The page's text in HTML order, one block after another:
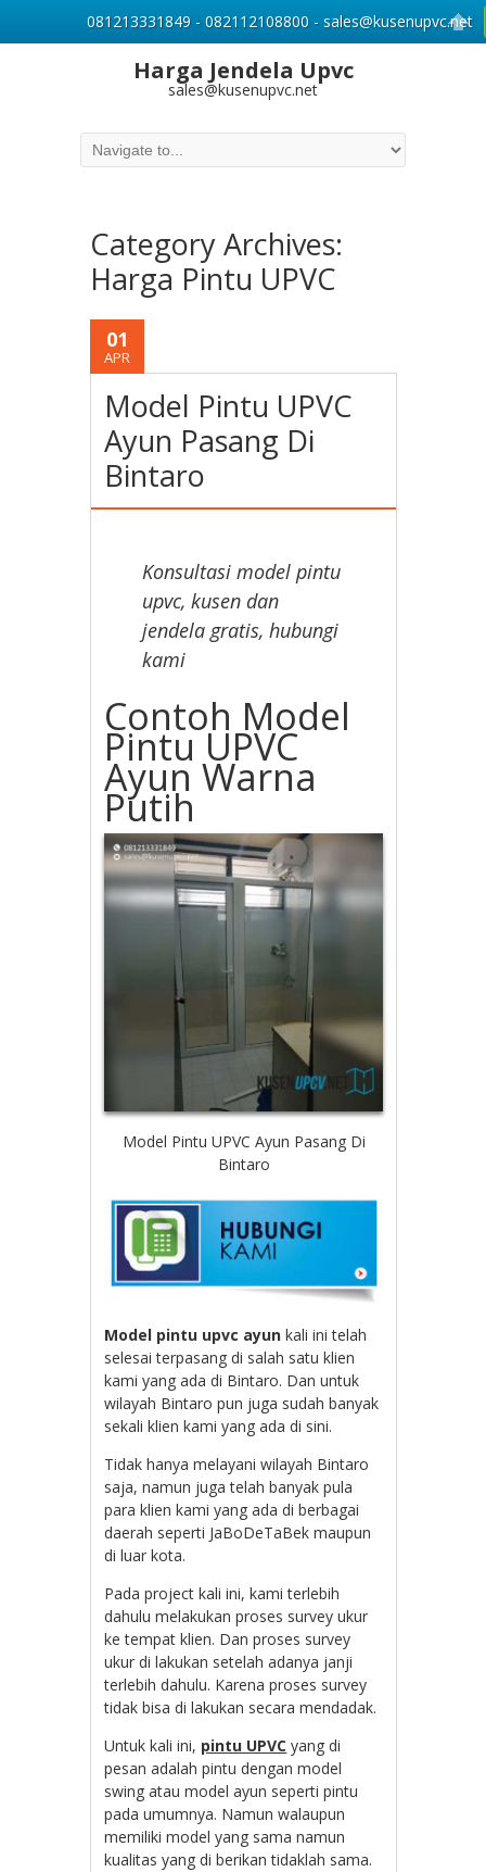
Harga Jendela Upvc
sales@kusenupvc.net
Category Archives:
Harga Pintu UPVC
01
APR
Model Pintu UPVC
Ayun Pasang Di
Bintaro
Konsultasi model pintu
upvc, kusen dan
jendela gratis, hubungi
kami
Contoh Model
Pintu UPVC
Ayun Warna
Putih
Model Pintu UPVC Ayun Pasang Di
Bintaro
Model pintu upvc ayun kali ini telah
selesai terpasang di salah satu klien
kami yang ada di Bintaro. Dan untuk
wilayah Bintaro pun juga sudah banyak
sekali klien kami yang ada di sini.
Tidak hanya melayani wilayah Bintaro
saja, namun juga telah banyak pula
para klien kami yang ada di berbagai
daerah seperti JaBoDeTaBek maupun
di luar kota.
Pada project kali ini, kami terlebih
dahulu melakukan proses survey ukur
ke tempat klien. Dan proses survey
ukur di lakukan setelah adanya janji
terlebih dahulu. Karena proses survey
tidak bisa di lakukan secara mendadak.
Untuk kali ini, pintu UPVC yang di
pesan adalah pintu dengan model
swing atau model ayun seperti pintu
pada umumnya. Namun walaupun
memiliki model yang sama namun
kualitas yang di berikan tidaklah sama.
081213331849 - 082112108800 - sales@kusenupvc.net